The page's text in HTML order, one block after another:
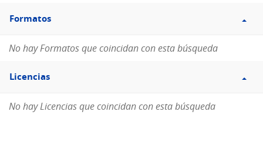
Filtro
Formatos
Formatos
No hay Formatos que coincidan con esta búsqueda
Filtro
Licencias
Licencias
No hay Licencias que coincidan con esta búsqueda